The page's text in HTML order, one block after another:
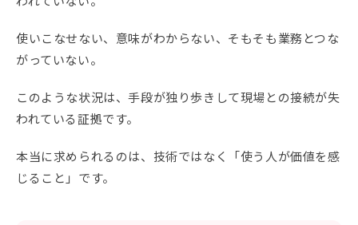
使いこなせない、意味がわからない、そもそも業務とつな
がっていない。
このような状況は、手段が独り歩きして現場との接続が失
われている証拠です。
本当に求められるのは、技術ではなく「使う人が価値を感
じること」です。